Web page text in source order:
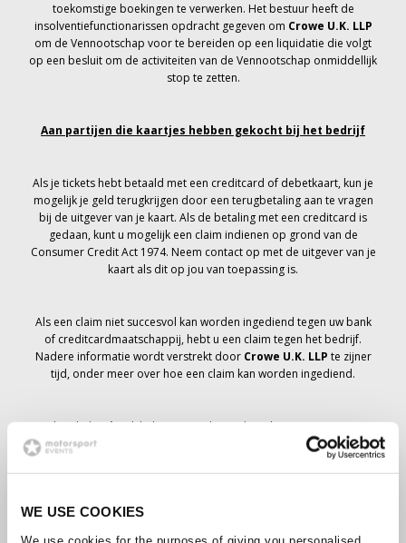
WE USE COOKIES
toekomstige boekingen te verwerken. Het bestuur heeft de
insolventiefunctionarissen opdracht gegeven om Crowe U.K. LLP
om de Vennootschap voor te bereiden op een liquidatie die volgt
op een besluit om de activiteiten van de Vennootschap onmiddellijk
stop te zetten.
Aan partijen die kaartjes hebben gekocht bij het bedrijf
Als je tickets hebt betaald met een creditcard of debetkaart, kun je
mogelijk je geld terugkrijgen door een terugbetaling aan te vragen
bij de uitgever van je kaart. Als de betaling met een creditcard is
gedaan, kunt u mogelijk een claim indienen op grond van de
Consumer Credit Act 1974. Neem contact op met de uitgever van je
kaart als dit op jou van toepassing is.
Als een claim niet succesvol kan worden ingediend tegen uw bank
of creditcardmaatschappij, hebt u een claim tegen het bedrijf.
Nadere informatie wordt verstrekt door Crowe U.K. LLP te zijner
tijd, onder meer over hoe een claim kan worden ingediend.
Als je hebtnietIk heb een annuleringsbericht ontvangen met
betrekking tot je ticketbestelling, je boeking is niet geannuleerd en
er wordt verwacht dat je de tickets die je hebt besteld te zijner tijd
zult ontvangen. Het management van het bedrijf werkt samen met